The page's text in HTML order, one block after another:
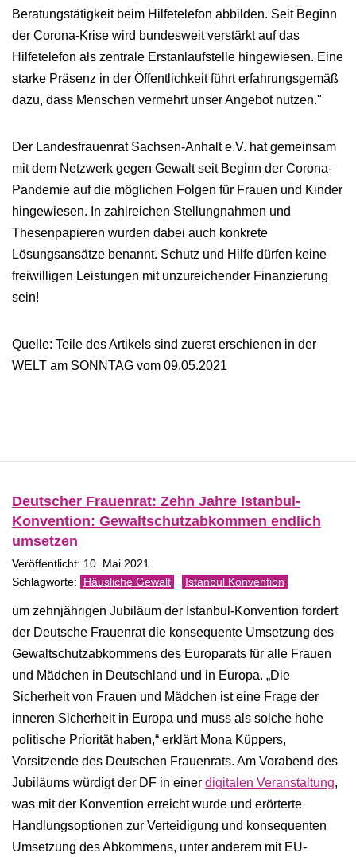
Beratungstätigkeit beim Hilfetelefon abbilden. Seit Beginn
der Corona-Krise wird bundesweit verstärkt auf das
Hilfetelefon als zentrale Erstanlaufstelle hingewiesen. Eine
starke Präsenz in der Öffentlichkeit führt erfahrungsgemäß
dazu, dass Menschen vermehrt unser Angebot nutzen."
Der Landesfrauenrat Sachsen-Anhalt e.V. hat gemeinsam
mit dem Netzwerk gegen Gewalt seit Beginn der Corona-
Pandemie auf die möglichen Folgen für Frauen und Kinder
hingewiesen. In zahlreichen Stellungnahmen und
Thesenpapieren wurden dabei auch konkrete
Lösungsansätze benannt. Schutz und Hilfe dürfen keine
freiwilligen Leistungen mit unzureichender Finanzierung
sein!
Quelle: Teile des Artikels sind zuerst erschienen in der
WELT am SONNTAG vom 09.05.2021
Deutscher Frauenrat: Zehn Jahre Istanbul-
Konvention: Gewaltschutzabkommen endlich
umsetzen
Veröffentlicht: 10. Mai 2021
Häusliche Gewalt Istanbul Konvention
um zehnjährigen Jubiläum der Istanbul-Konvention fordert
der Deutsche Frauenrat die konsequente Umsetzung des
Gewaltschutzabkommens des Europarats für alle Frauen
und Mädchen in Deutschland und in Europa. „Die
Sicherheit von Frauen und Mädchen ist eine Frage der
inneren Sicherheit in Europa und muss als solche hohe
politische Priorität haben,“ erklärt Mona Küppers,
Vorsitzende des Deutschen Frauenrats. Am Vorabend des
Jubiläums würdigt der DF in einer digitalen Veranstaltung,
was mit der Konvention erreicht wurde und erörterte
Handlungsoptionen zur Verteidigung und konsequenten
Umsetzung des Abkommens, unter anderem mit EU-